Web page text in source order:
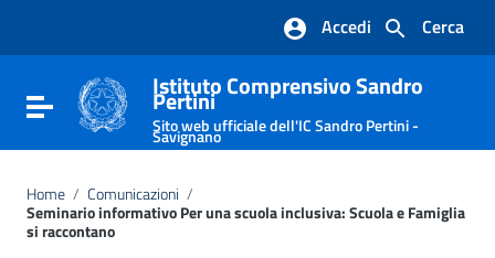
Vai al footer
Cerca
Accedi
Attiva / disattiva la navigazione
Istituto Comprensivo Sandro
Pertini
Sito web ufficiale dell'IC Sandro Pertini -
Savignano
Home / Comunicazioni /
Seminario informativo Per una scuola inclusiva: Scuola e Famiglia
si raccontano